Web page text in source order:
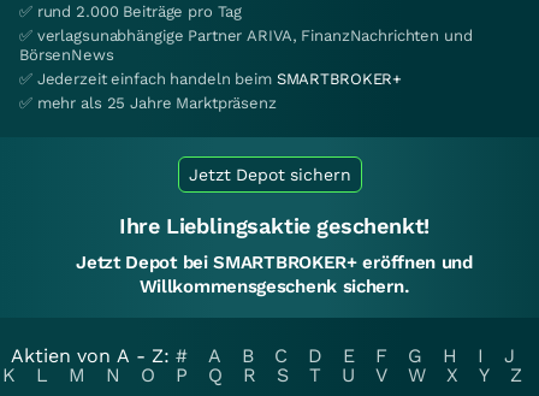
✅ rund 2.000 Beiträge pro Tag
✅ verlagsunabhängige Partner ARIVA, FinanzNachrichten und
BörsenNews
✅ Jederzeit einfach handeln beim SMARTBROKER+
✅ mehr als 25 Jahre Marktpräsenz
Jetzt Depot sichern
Ihre Lieblingsaktie geschenkt!
Jetzt Depot bei SMARTBROKER+ eröffnen und
Willkommensgeschenk sichern.
Aktien von A - Z: # A B C D E F G H I
J
K
L M N O P Q R S T U V W X Y
Z